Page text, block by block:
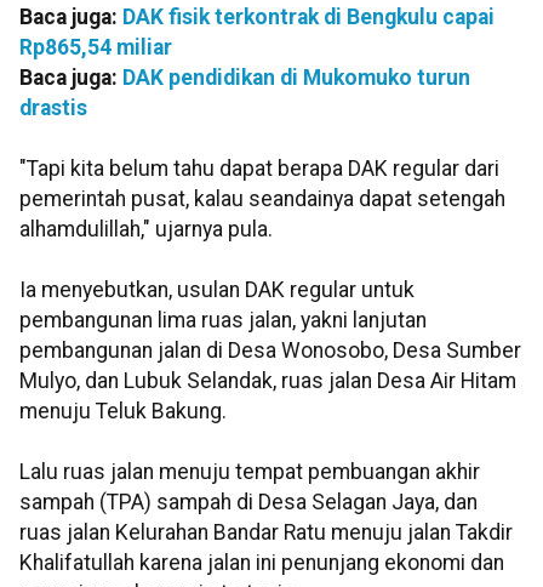
Baca juga: DAK fisik terkontrak di Bengkulu capai
Rp865,54 miliar
Baca juga: DAK pendidikan di Mukomuko turun
drastis
"Tapi kita belum tahu dapat berapa DAK regular dari
pemerintah pusat, kalau seandainya dapat setengah
alhamdulillah," ujarnya pula.
Ia menyebutkan, usulan DAK regular untuk
pembangunan lima ruas jalan, yakni lanjutan
pembangunan jalan di Desa Wonosobo, Desa Sumber
Mulyo, dan Lubuk Selandak, ruas jalan Desa Air Hitam
menuju Teluk Bakung.
Lalu ruas jalan menuju tempat pembuangan akhir
sampah (TPA) sampah di Desa Selagan Jaya, dan
ruas jalan Kelurahan Bandar Ratu menuju jalan Takdir
Khalifatullah karena jalan ini penunjang ekonomi dan